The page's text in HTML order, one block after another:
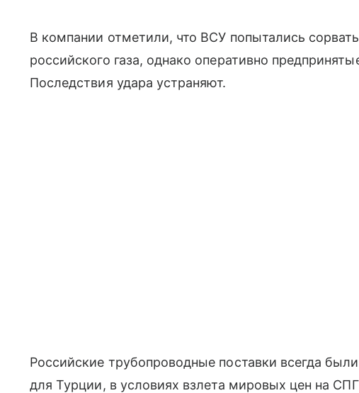
В компании отметили, что ВСУ попытались
российского газа, однако оперативно
Последствия удара устраняют.
Российские трубопроводные поставки всегда
для Турции, в условиях взлета мировых цен на